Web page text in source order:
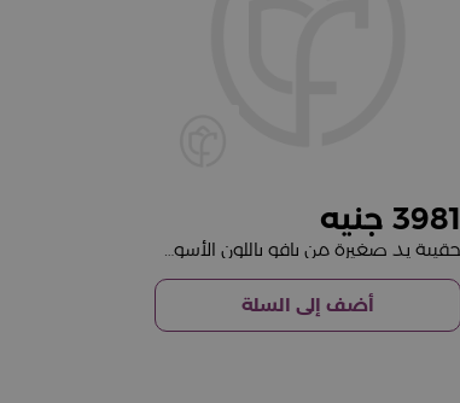
3981
حقيبة يد صغيرة من بافو باللون الأسود مع بوكية من 20 وردة وردية
أضف إلى السلة